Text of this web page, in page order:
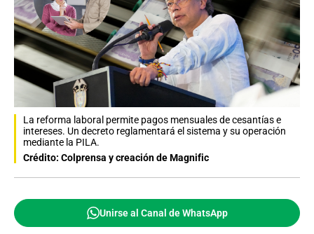
La reforma laboral permite pagos mensuales de cesantías e
intereses. Un decreto reglamentará el sistema y su operación
mediante la PILA.
Crédito: Colprensa y creación de Magnific
Unirse al Canal de WhatsApp